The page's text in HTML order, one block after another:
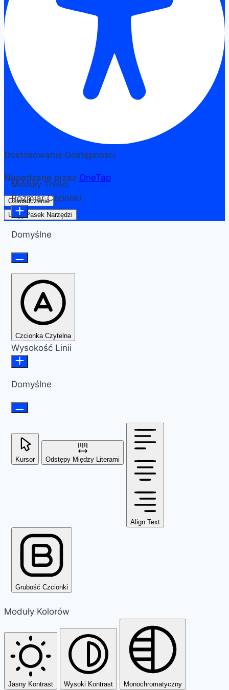
Dostosowania Dostępności
Napędzane przez OneTap
Oświadczenie
Ukryj Pasek Narzędzi
Moduły Treści
Rozmiar Czcionki
Domyślne
Czcionka Czytelna
Wysokość Linii
Domyślne
Kursor Odstępy Między Literami
Align Text
Grubość Czcionki
Moduły Kolorów
Jasny Kontrast Wysoki Kontrast Monochromatyczny